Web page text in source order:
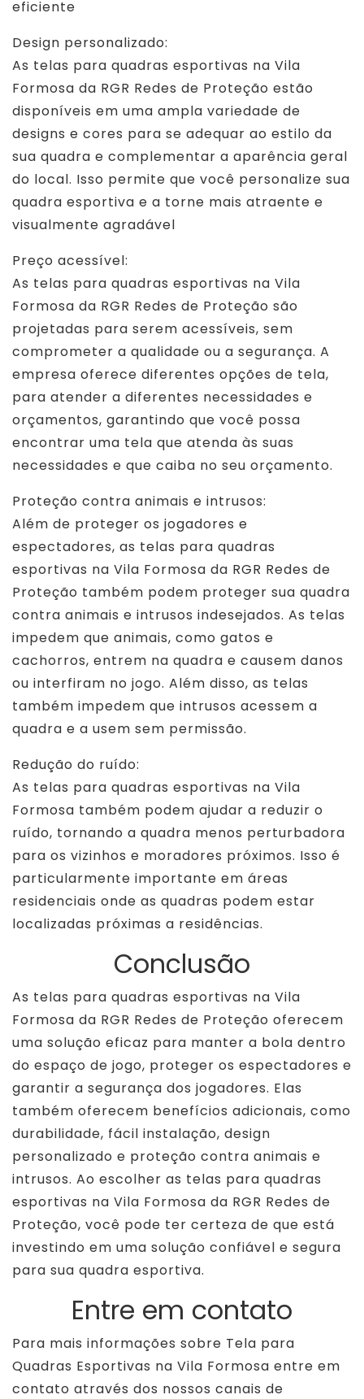
eficiente
Design personalizado:
As telas para quadras esportivas na Vila
Formosa da RGR Redes de Proteção estão
disponíveis em uma ampla variedade de
designs e cores para se adequar ao estilo da
sua quadra e complementar a aparência geral
do local. Isso permite que você personalize sua
quadra esportiva e a torne mais atraente e
visualmente agradável
Preço acessível:
As telas para quadras esportivas na Vila
Formosa da RGR Redes de Proteção são
projetadas para serem acessíveis, sem
comprometer a qualidade ou a segurança. A
empresa oferece diferentes opções de tela,
para atender a diferentes necessidades e
orçamentos, garantindo que você possa
encontrar uma tela que atenda às suas
necessidades e que caiba no seu orçamento.
Proteção contra animais e intrusos:
Além de proteger os jogadores e
espectadores, as telas para quadras
esportivas na Vila Formosa da RGR Redes de
Proteção também podem proteger sua quadra
contra animais e intrusos indesejados. As telas
impedem que animais, como gatos e
cachorros, entrem na quadra e causem danos
ou interfiram no jogo. Além disso, as telas
também impedem que intrusos acessem a
quadra e a usem sem permissão.
Redução do ruído:
As telas para quadras esportivas na Vila
Formosa também podem ajudar a reduzir o
ruído, tornando a quadra menos perturbadora
para os vizinhos e moradores próximos. Isso é
particularmente importante em áreas
residenciais onde as quadras podem estar
localizadas próximas a residências.
Conclusão
As telas para quadras esportivas na Vila
Formosa da RGR Redes de Proteção oferecem
uma solução eficaz para manter a bola dentro
do espaço de jogo, proteger os espectadores e
garantir a segurança dos jogadores. Elas
também oferecem benefícios adicionais, como
durabilidade, fácil instalação, design
personalizado e proteção contra animais e
intrusos. Ao escolher as telas para quadras
esportivas na Vila Formosa da RGR Redes de
Proteção, você pode ter certeza de que está
investindo em uma solução confiável e segura
para sua quadra esportiva.
Entre em contato
Para mais informações sobre Tela para
Quadras Esportivas na Vila Formosa entre em
contato através dos nossos canais de